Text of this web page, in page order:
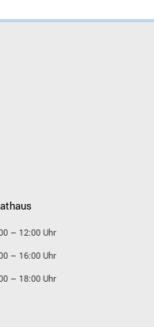
– 12:00 Uhr
– 16:00 Uhr
– 18:00 Uhr